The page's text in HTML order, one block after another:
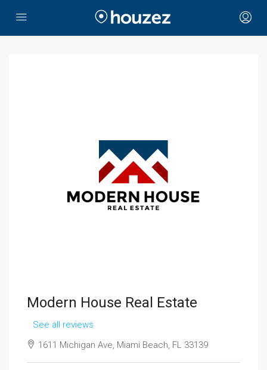
Modern House Real Estate
See all reviews
1611 Michigan Ave, Miami Beach, FL 33139